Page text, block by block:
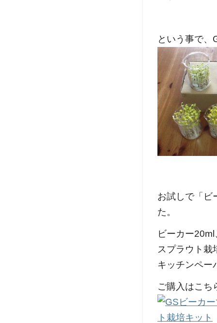
という事で、
お試しで「ビ
た。
ビーカー
スプラウト栽
キッチンペー
ご購入はこち